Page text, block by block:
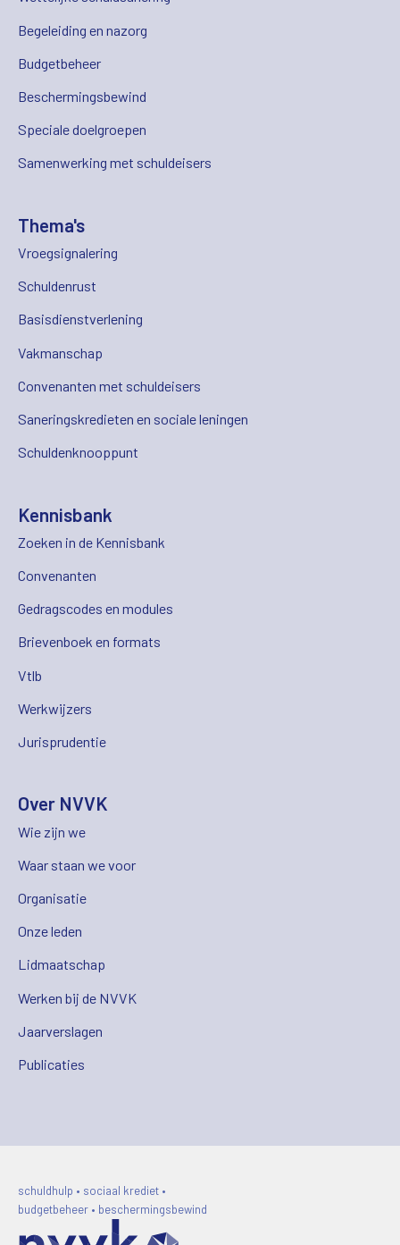
Begeleiding en nazorg
Budgetbeheer
Beschermingsbewind
Speciale doelgroepen
Samenwerking met schuldeisers
Thema's
Vroegsignalering
Schuldenrust
Basisdienstverlening
Vakmanschap
Convenanten met schuldeisers
Saneringskredieten en sociale leningen
Schuldenknooppunt
Kennisbank
Zoeken in de Kennisbank
Convenanten
Gedragscodes en modules
Brievenboek en formats
Vtlb
Werkwijzers
Jurisprudentie
Over NVVK
Wie zijn we
Waar staan we voor
Organisatie
Onze leden
Lidmaatschap
Werken bij de NVVK
Jaarverslagen
Publicaties
schuldhulp • sociaal krediet •
budgetbeheer • beschermingsbewind